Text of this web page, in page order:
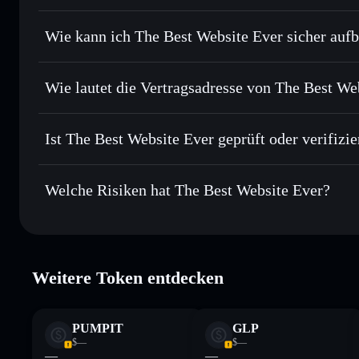
Durchschnittskosteneffekt nutzen– Schritt für Schritt per
Privat senden– übertrage BWE, ohne Wallets öffentlich
Aggregators
Privacy
Wie kann ich The Best Website Ever sicher
The Best Website Ever
Wie lautet die Vertragsadresse von The Best
The Best Website
Wallet
BWE
Ist The Best Website Ever geprüft oder
The Best Website Ever
Welche Risiken hat The Best Website Ever?
Weitere Token entdecken
PUMPIT
$—
—
GLP
$—
—